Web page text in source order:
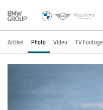
Artikel Photo Video TV Footage